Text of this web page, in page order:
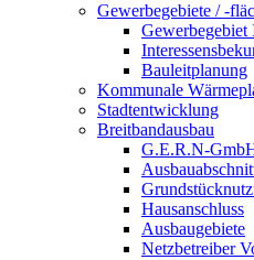
Gewerbegebiete / -
Gewerbegebiet
Bauleitplanung
Kommunale
Stadtentwicklung
Breitbandausbau
G.E.R.N-
Hausanschluss
Ausbaugebiete
Netzbetreiber